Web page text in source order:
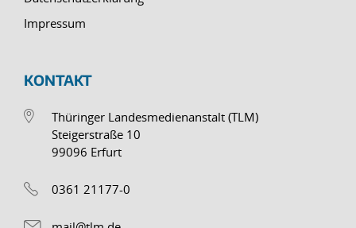
Impressum
KONTAKT
Thüringer Landesmedienanstalt (TLM)
Steigerstraße 10
99096 Erfurt
0361 21177-0